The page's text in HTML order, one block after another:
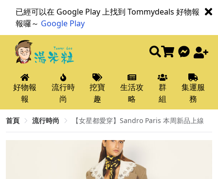
已經可以在 Google Play 上找到 Tommydeals 好物報
報囉～ Google Play
好物報
報
流行時
尚
挖寶
趣
生活攻
略
群
組
集運服
務
首頁 流行時尚 【女星都愛穿】Sandro Paris 本周新品上線